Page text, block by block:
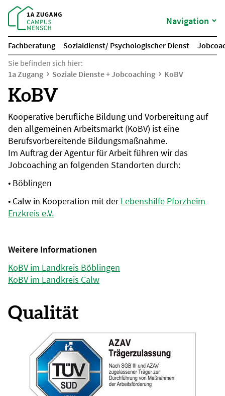
Navigation
Fachberatung Sozialdienst/ Psychologischer Dienst
Sie befinden sich hier:
1a Zugang
Soziale Dienste + Jobcoaching KoBV
KoBV
Kooperative berufliche Bildung und Vorbereitung auf
den allgemeinen Arbeitsmarkt (KoBV) ist eine
Berufsvorbereitende Bildungsmaßnahme.
Im Auftrag der Agentur für Arbeit führen wir das
Jobcoaching an folgenden Standorten durch:
• Böblingen
• Calw in Kooperation mit derLebenshilfe Pforzheim
Enzkreis e.V.
Weitere Informationen
KoBV im Landkreis Böblingen
KoBV im Landkreis Calw
Qualität